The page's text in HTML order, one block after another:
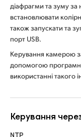
діафрагми та зуму за
встановлювати
також запускати та
порт USB.
Керування камерою
допомогою
використанні такого
Керування
NTP